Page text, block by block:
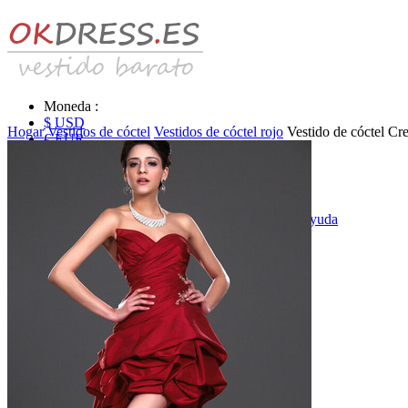
Moneda :
$ USD
€ EUR
Identificarse & Registrarse |Obtener la contraseña Ayuda
Carro (0)
Vestidos de novia
Vestido de novia liquidación y venta
Vestidos de novia vendimia
Hogar Vestidos de cóctel Vestidos de cóctel rojo Vestido de cóctel